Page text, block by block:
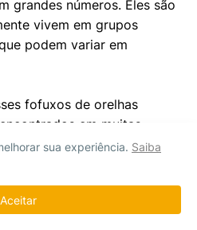
grandes números. Eles são
vivem em grupos
podem variar em
fofuxos de orelhas
em muitas
um papel
como presas para
da cadeia alimentar.
sua experiência. Saiba
Aceitar